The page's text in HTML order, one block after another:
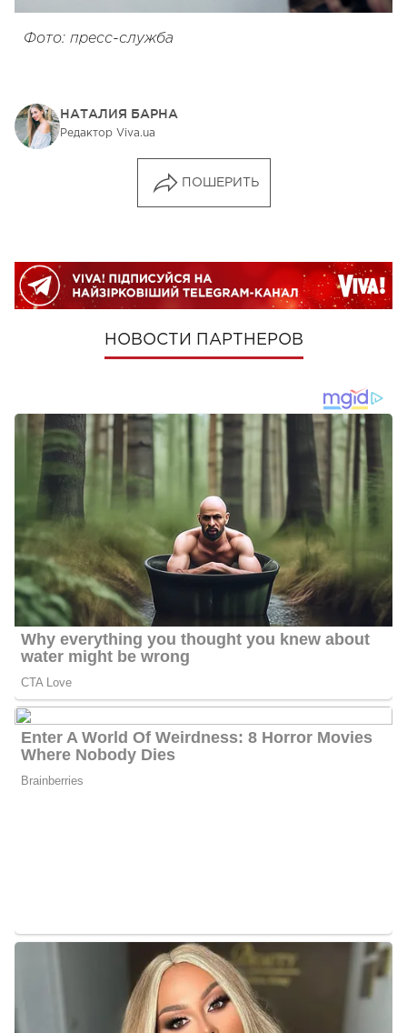
Фото: пресс-служба
НАТАЛИЯ БАРНА
Редактор Viva.ua
ПОШЕРИТЬ
НОВОСТИ ПАРТНЕРОВ